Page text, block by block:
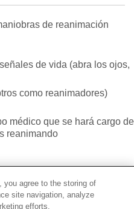
de reanimación
de vida (abra los ojos,
como reanimadores)
médico que se hará cargo de
reanimando
|Reclamaciones
|Zona Privada Comisión de
Zona Privada Proveedor
you agree to the storing of
site navigation, analyze
efforts.